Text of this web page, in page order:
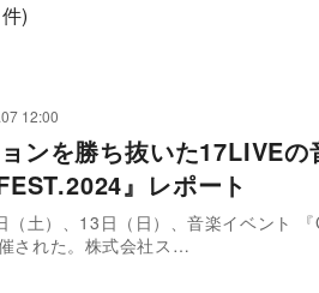
)
12:00
ンを勝ち抜いた17LIVE
』レポート
土）、13日（日）、音楽イベント
された。株式会社ス…